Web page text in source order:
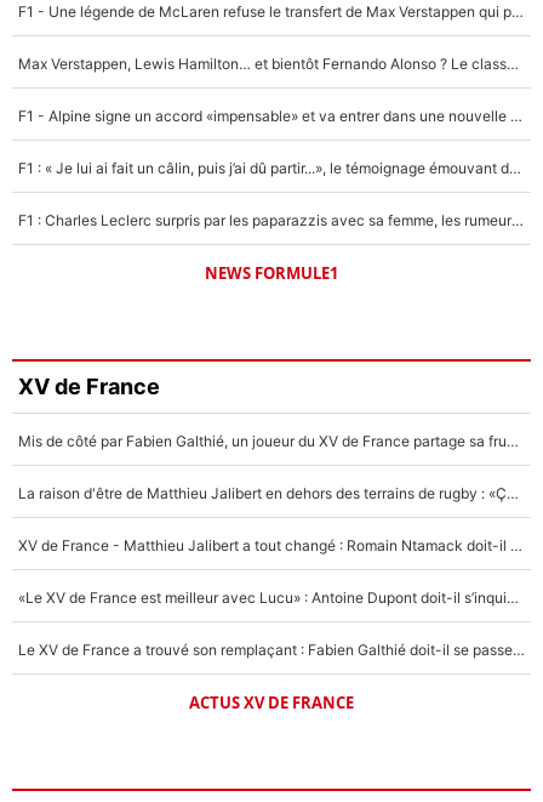
F1 - Une légende de McLaren refuse le transfert de Max Verstappen qui pourrait «faire des vagues» et plomber l'ambiance dans l'équipe
Max Verstappen, Lewis Hamilton… et bientôt Fernando Alonso ? Le classement des pilotes les mieux payés en Formule 1 risque de changer !
F1 - Alpine signe un accord «impensable» et va entrer dans une nouvelle dimension : Grande nouvelle pour Pierre Gasly !
F1 : « Je lui ai fait un câlin, puis j’ai dû partir...», le témoignage émouvant de Max Verstappen sur sa fille
F1 : Charles Leclerc surpris par les paparazzis avec sa femme, les rumeurs étaient vraies !
NEWS FORMULE1
XV de France
Mis de côté par Fabien Galthié, un joueur du XV de France partage sa frustration : «ils ne me l’ont pas dit tout de suite»
La raison d'être de Matthieu Jalibert en dehors des terrains de rugby : «Ça m'atteint autant que si tu touches à un membre de ma famille»
XV de France - Matthieu Jalibert a tout changé : Romain Ntamack doit-il s’inquiéter pour sa place à un an de la Coupe du monde ?
«Le XV de France est meilleur avec Lucu» : Antoine Dupont doit-il s’inquiéter pour sa place ?
Le XV de France a trouvé son remplaçant : Fabien Galthié doit-il se passer d'Antoine Dupont ?
ACTUS XV DE FRANCE